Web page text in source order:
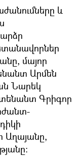
և
մայոր
Արմեն
Նարեկ
Գրիգոր
Աղայանը,